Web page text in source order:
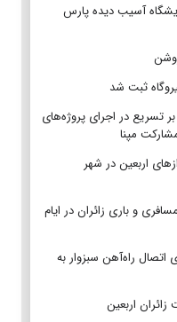
آسیب دیده پارس
تسریع در اجرای پروژه‌های
مپنا
اربعین در شهر
و باری زائران در ایام
اتصال راه‌آهن سبزوار به
اربعین